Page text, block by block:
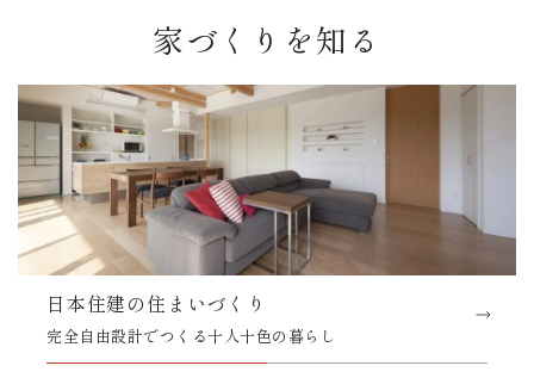
を抑えながら、一年中素足で過ごせる心地よさを大
性能とデザインのバランス、そして創業50年で培っ
た「設計の自由度」と「地元への責任感」です。大
手の安心感と地元の工務店のような細やかさ、その
両方を兼ね備えていると自負しています。安城に本
社があるからこそ、お引き渡し後のメンテナンスに
も迅速に駆けつけます。
家づくりを知る
日本住建の住まいづくり
完全自由設計でつくる十人十色の暮らし